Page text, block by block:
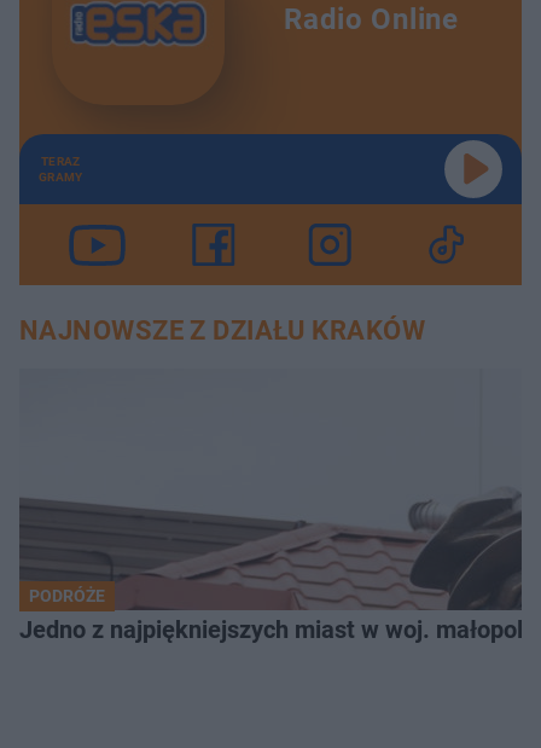
Radio Online
TERAZ
GRAMY
NAJNOWSZE Z DZIAŁU KRAKÓW
PODRÓŻE
Jedno z najpiękniejszych miast w woj.